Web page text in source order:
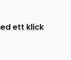
ett klick